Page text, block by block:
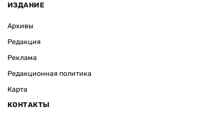
ИЗДАНИЕ
Архивы
Редакция
Реклама
Редакционная политика
Карта
КОНТАКТЫ